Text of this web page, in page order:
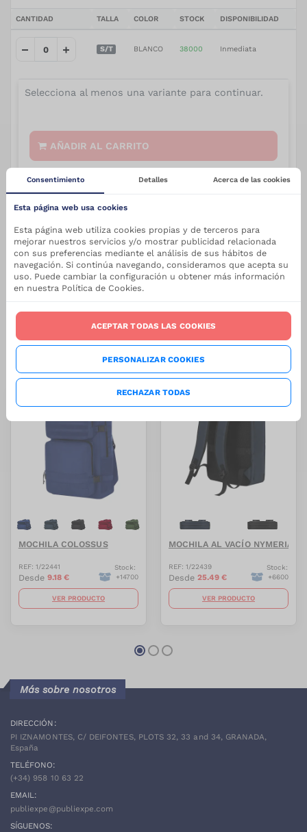
CANTIDAD TALLA COLOR STOCK DISPONIBILIDAD
S/T BLANCO 38000 Inmediata
Selecciona al menos una variante para continuar.
AÑADIR AL CARRITO
12 Piezas
Relacionados en Novedades
MOCHILA COLOSSUS
REF: 1/22441
Desde 9.18 €
Stock:
+14700
VER PRODUCTO
-27.5%
MOCHILA AL VACÍO NYMERIA
REF: 1/22439
Desde 25.49 €
Stock:
+6600
VER PRODUCTO
Más sobre nosotros
DIRECCIÓN:
PI IZNAMONTES, C/ DEIFONTES, PLOTS 32, 33 and 34, GRANADA,
España
TELÉFONO:
(+34) 958 10 63 22
EMAIL:
publiexpe@publiexpe.com
SÍGUENOS:
Consentimiento Detalles Acerca de las cookies
Esta página web usa cookies
Esta página web utiliza cookies propias y de terceros para
mejorar nuestros servicios y/o mostrar publicidad relacionada
con sus preferencias mediante el análisis de sus hábitos de
navegación. Si continúa navegando, consideramos que acepta su
uso. Puede cambiar la configuración u obtener más información
en nuestra Política de Cookies.
RECHAZAR TODAS
PERSONALIZAR COOKIES
ACEPTAR TODAS LAS COOKIES